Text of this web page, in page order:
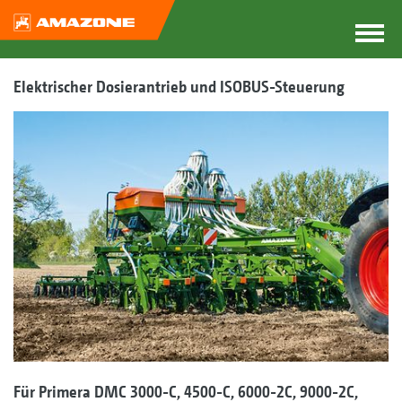
Elektrischer Dosierantrieb und ISOBUS-Steuerung
Für Primera DMC 3000-C, 4500-C, 6000-2C, 9000-2C,